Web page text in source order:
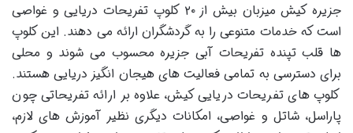
جزیره کیش میزبان بیش از ۲۰ کلوپ تفریحات دریایی و غواصی
است که خدمات متنوعی را به گردشگران ارائه می دهند. این کلوپ
ها قلب تپنده تفریحات آبی جزیره محسوب می شوند و محلی
برای دسترسی به تمامی فعالیت های هیجان انگیز دریایی هستند.
کلوپ های تفریحات دریایی کیش، علاوه بر ارائه تفریحاتی چون
پاراسل، شاتل و غواصی، امکانات دیگری نظیر آموزش های لازم،